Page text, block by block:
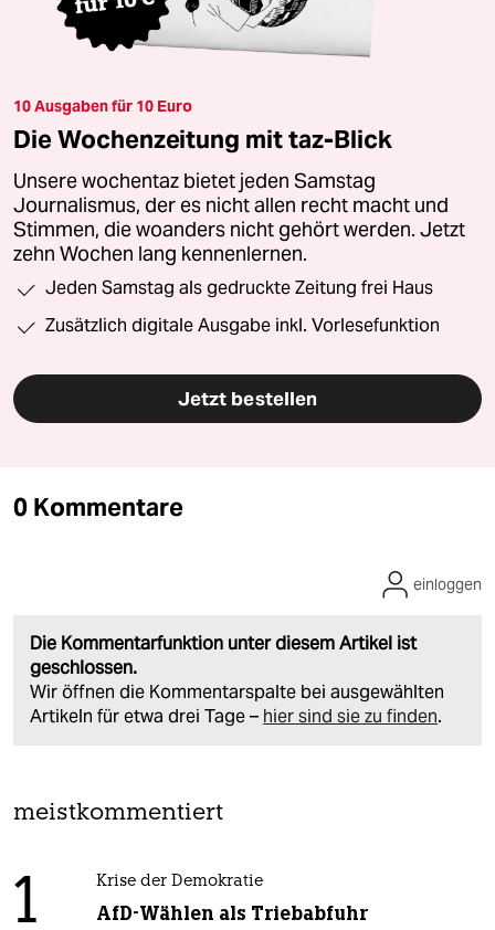
10 Ausgaben für 10 Euro
Die Wochenzeitung mit taz-Blick
Unsere wochentaz bietet jeden Samstag
Journalismus, der es nicht allen recht macht und
Stimmen, die woanders nicht gehört werden. Jetzt
zehn Wochen lang kennenlernen.
Jeden Samstag als gedruckte Zeitung frei Haus
Zusätzlich digitale Ausgabe inkl. Vorlesefunktion
Jetzt bestellen
0 Kommentare
Die Kommentarfunktion unter diesem Artikel ist
geschlossen.
Wir öffnen die Kommentarspalte bei ausgewählten
Artikeln für etwa drei Tage – hier sind sie zu finden.
einloggen
meistkommentiert
1 Krise der Demokratie
AfD-Wählen als Triebabfuhr